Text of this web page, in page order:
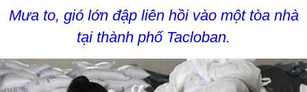
Mưa to, gió lớn đập liên hồi vào một tòa nhà
tại thành phố Tacloban.